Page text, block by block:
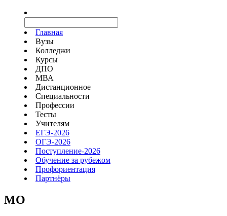
Главная
Вузы
Колледжи
Курсы
ДПО
МВА
Дистанционное
Специальности
Профессии
Тесты
Учителям
ЕГЭ-2026
ОГЭ-2026
Поступление-2026
Обучение за рубежом
Профориентация
Партнёры
MO